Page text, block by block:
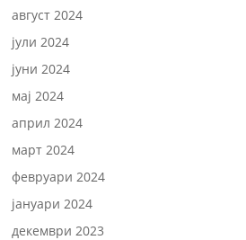
август 2024
јули 2024
јуни 2024
мај 2024
април 2024
март 2024
февруари 2024
јануари 2024
декември 2023